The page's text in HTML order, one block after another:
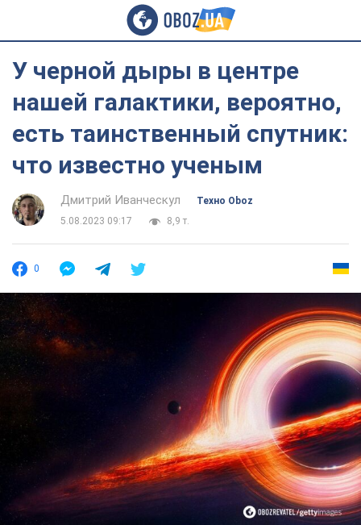
У черной дыры в центре
нашей галактики, вероятно,
есть таинственный спутник:
что известно ученым
Дмитрий Иванческул
Техно Oboz
5.08.2023 09:17
8,9 т.
0